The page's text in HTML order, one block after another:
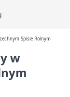
Spisie Rolnym
w